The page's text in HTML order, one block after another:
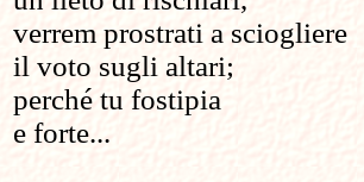
verrem prostrati a sciogliere
il voto sugli altari;
perché tu fostipia
e forte...